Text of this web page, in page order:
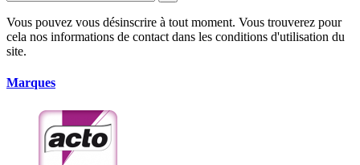
Vous pouvez vous désinscrire à tout moment. Vous trouverez pour
cela nos informations de contact dans les conditions d'utilisation du
site.
Marques